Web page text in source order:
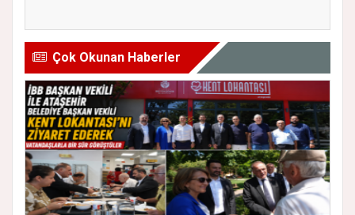
Çok Okunan Haberler